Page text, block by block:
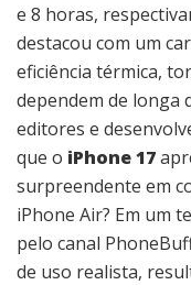
e 8 horas,
destacou com um
eficiência térmica,
dependem de longa
editores e
que o iPhone 17
surpreendente em
iPhone Air? Em um
pelo canal
de uso realista,